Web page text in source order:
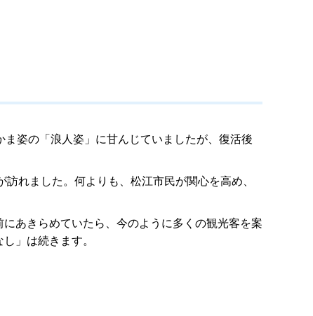
姿の「浪人姿」に甘んじていましたが、復活後
れました。何よりも、松江市民が関心を高め、
あきらめていたら、今のように多くの観光客を案
」は続きます。